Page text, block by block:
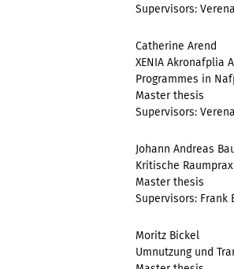
Supervisors:
Catherine Arend
XENIA Akronafplia
Programmes in
Master thesis
Supervisors:
Johann Andreas
Kritische
Master thesis
Supervisors: Frank
Moritz Bickel
Umnutzung und